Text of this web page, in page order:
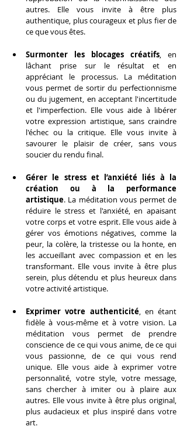
autres. Elle vous invite à être plus
authentique, plus courageux et plus fier de
ce que vous êtes.
Surmonter les blocages créatifs, en
lâchant prise sur le résultat et en
appréciant le processus. La méditation
vous permet de sortir du perfectionnisme
ou du jugement, en acceptant l'incertitude
et l'imperfection. Elle vous aide à libérer
votre expression artistique, sans craindre
l'échec ou la critique. Elle vous invite à
savourer le plaisir de créer, sans vous
soucier du rendu final.
Gérer le stress et l’anxiété liés à la
création ou à la performance
artistique. La méditation vous permet de
réduire le stress et l'anxiété, en apaisant
votre corps et votre esprit. Elle vous aide à
gérer vos émotions négatives, comme la
peur, la colère, la tristesse ou la honte, en
les accueillant avec compassion et en les
transformant. Elle vous invite à être plus
serein, plus détendu et plus heureux dans
votre activité artistique.
Exprimer votre authenticité, en étant
fidèle à vous-même et à votre vision. La
méditation vous permet de prendre
conscience de ce qui vous anime, de ce qui
vous passionne, de ce qui vous rend
unique. Elle vous aide à exprimer votre
personnalité, votre style, votre message,
sans chercher à imiter ou à plaire aux
autres. Elle vous invite à être plus original,
plus audacieux et plus inspiré dans votre
art.